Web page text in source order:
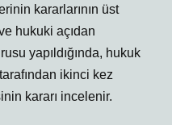
kararlarının üst
hukuki açıdan
yapıldığında, hukuk
ikinci kez
kararı incelenir.